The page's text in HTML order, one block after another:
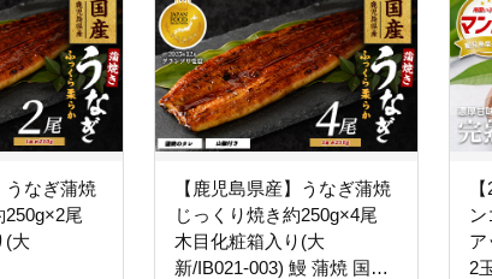
うなぎ蒲焼
250g×2尾
(大
【鹿児島県産】うなぎ蒲焼
じっくり焼き約250g×4尾
木目化粧箱入り(大
新/IB021-003) 鰻 蒲焼 国産
ア
2